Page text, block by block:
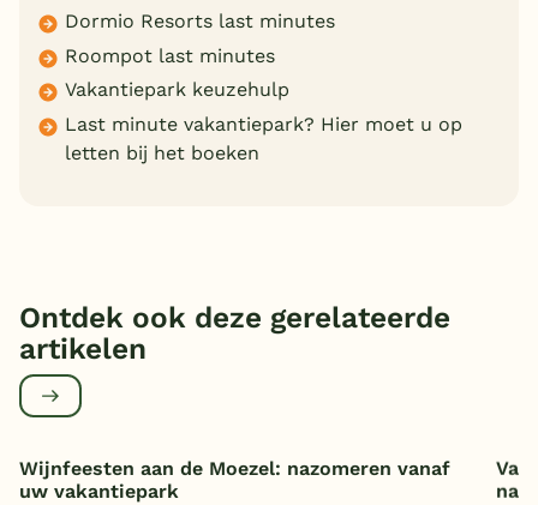
Dormio Resorts last minutes
Roompot last minutes
Vakantiepark keuzehulp
Last minute vakantiepark? Hier moet u op
letten bij het boeken
Ontdek ook deze gerelateerde
artikelen
Wijnfeesten aan de Moezel: nazomeren vanaf
uw vakantiepark